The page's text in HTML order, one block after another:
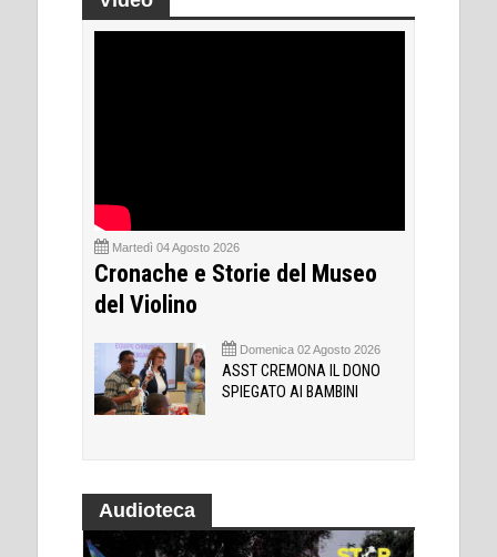
Martedì 04 Agosto 2026
Cronache e Storie del Museo
del Violino
Domenica 02 Agosto 2026
ASST CREMONA IL DONO
SPIEGATO AI BAMBINI
Audioteca